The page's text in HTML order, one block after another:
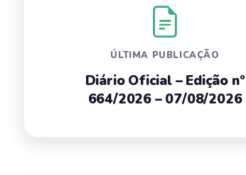
ÚLTIMA PUBLICAÇÃO
Diário Oficial – Edição nº
664/2026 – 07/08/2026